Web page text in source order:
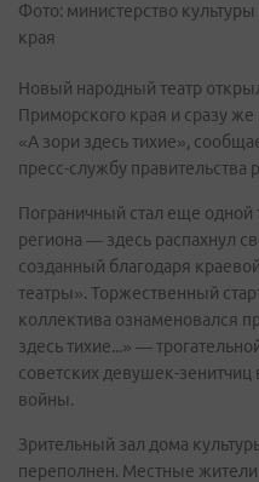
Фото: министерство
края
Новый народный театр
Приморского края и сразу
«А зори здесь тихие»,
пресс-службу правительства
Пограничный стал еще одной
региона — здесь распахнул
созданный благодаря
театры». Торжественный
коллектива ознаменовался
здесь тихие...» —
советских девушек-
войны.
Зрительный зал дома
переполнен. Местные